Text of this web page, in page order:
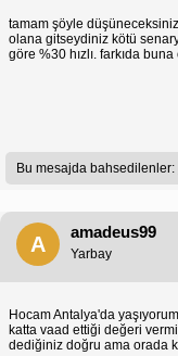
tamam şöyle
olana gitseydiniz kötü
göre %30 hızlı. farkıda
Bu mesajda bahsedilenler:
A
amadeus99
Yarbay
Hocam Antalya'da
katta vaad ettiği değeri
dediğiniz doğru ama orada